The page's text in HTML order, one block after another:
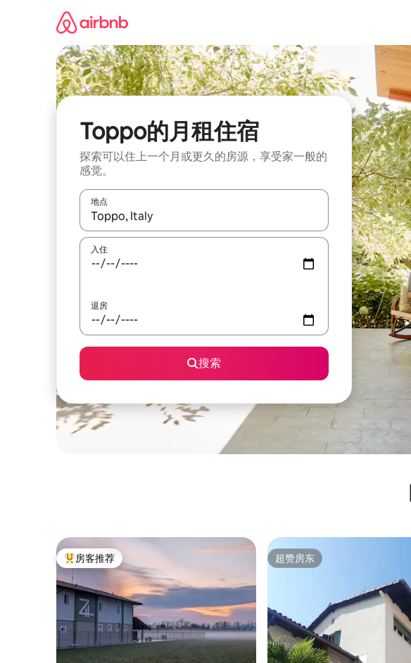
Toppo的月租住宿
探索可以住上一个月或更久的房源，享受家一般的
感觉。
地点
如有搜索结果，请使用上下方向键查看，或通过点击或滑动手势浏览。
入住
退房
搜索
热门「房客推荐」
房客推荐 超赞房东
超赞房东